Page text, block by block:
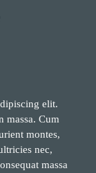
elit.
massa. Cum
montes,
nec,
massa